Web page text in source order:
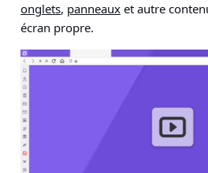
onglets, panneaux et autre
écran propre.